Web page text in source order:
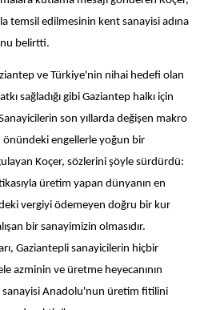
temsil edilmesinin kent sanayisi adına
belirtti.
ve Türkiye'nin nihai hedefi olan
sağladığı gibi Gaziantep halkı için
son yıllarda değişen makro
engellerle yoğun bir
Koçer, sözlerini şöyle sürdürdü:
üretim yapan dünyanın en
vergiyi ödemeyen doğru bir kur
bir sanayimizin olmasıdır.
Gaziantepli sanayicilerin hiçbir
azminin ve üretme heyecanının
Anadolu'nun üretim fitilini